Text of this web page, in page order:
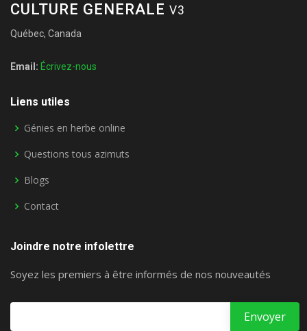
CULTURE GENERALE V3
Québec, Canada
Email: Écrivez-nous
Liens utiles
Génies en herbe online
Questions tous azimuts
Blogs
Contact
Joindre notre infolettre
Soyez les premiers à être informés de nos nouveautés